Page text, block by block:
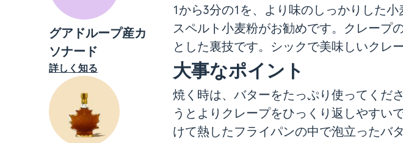
グアドループ産カ
ソナード
詳しく知る
1から3分の1を、より味のしっかりした
スペルト小麦粉がお勧めです。クレープ
とした裏技です。シックで美味しいクレ
大事なポイント
焼く時は、バターをたっぷり使ってくだ
うとよりクレープをひっくり返しやすい
けて熱したフライパンの中で泡立ったバ